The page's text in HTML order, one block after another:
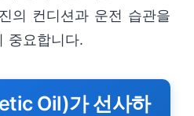
의 컨디션과 운전 습관을
중요합니다.
Oil)가 선사하